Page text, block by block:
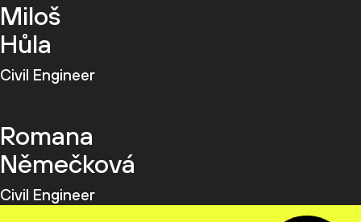
Miloš
Hůla
Civil Engineer
Romana
Němečková
Civil Engineer